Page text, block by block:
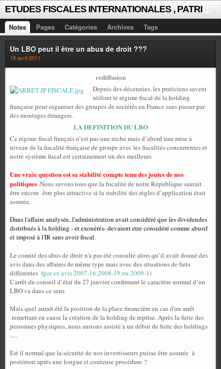
Notes Pages Catégories Archives Tags
Un LBO peut il être un abus de droit ???
15 avril 2011
rediffusion
Depuis des décennies, les praticiens savent
utiliser le régime fiscal de la holding
française pour organiser des groupes de sociétés en France sans passer par
des montages étrangers .
LA DEFINITION DU LBO
Ce régime fiscal français n’est pas une niche mais d’abord une mise à
niveau de la fiscalité française de groupe avec les fiscalités concurrentes et
notre système fiscal est certainement un des meilleurs
Une vraie question est sa stabilité compte tenu des joutes de nos
politiques .Nous savons tous que la fiscalité de notre République saurait
être encore être plus attractive si la stabilité des règles d’application était
assurée.
Dans l'affaire analysée, l'administration avait considéré que les dividendes
distribués à la holding - et exonérés- devaient etre considéré comme abusif
et imposé à l'IR sans avoir fiscal.
Le comité des abus de droit n'a pas été consulté alorsqu’il avait donné des
avis dans des affaires de même type mais avec des situations de faits
différentes (par ex avis 2007-16,2008-19 ou 2009-1).
L’arrêt du conseil d’état du 27 janvier confirmant le caractère normal d’un
LBO va dans ce sens
Mais quel aurait été la position de la place financière en cas d'un arrêt
remettant en cause la création de la holding de reprise. Après la fuite des
personnes physiques, nous aurions assisté à un début de fuite des holdings
.....
Est il normal que la sécurité de nos investisseurs puisse être assurée à
postériori après une longue et couteuse procédure ?